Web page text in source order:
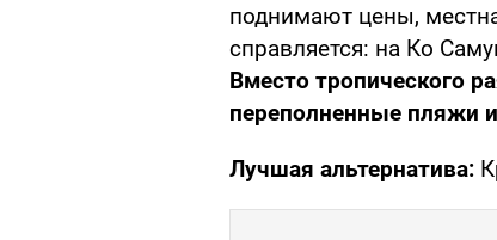
поднимают цены,
справляется: на Ко
Вместо тропического
переполненные пляжи
Лучшая альтернатива: